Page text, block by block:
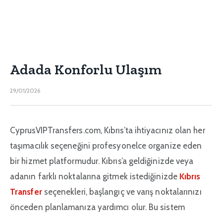
Adada Konforlu Ulaşım
29/01/2026
CyprusVIPTransfers.com, Kıbrıs’ta ihtiyacınız olan her
taşımacılık seçeneğini profesyonelce organize eden
bir hizmet platformudur. Kıbrıs’a geldiğinizde veya
adanın farklı noktalarına gitmek istediğinizde Kıbrıs
Transferseçenekleri, başlangıç ve varış noktalarınızı
önceden planlamanıza yardımcı olur. Bu sistem